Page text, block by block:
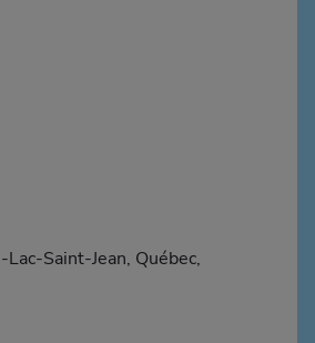
Saint-Jean, Québec,